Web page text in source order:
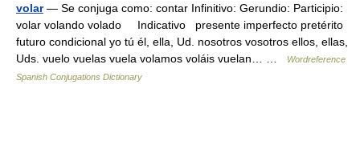
volar— Se conjuga como: contar Infinitivo: Gerundio: Participio:
volar volando volado Indicativo presente imperfecto pretérito
futuro condicional yo tú él, ella, Ud. nosotros vosotros ellos, ellas,
Uds. vuelo vuelas vuela volamos voláis vuelan… …
Wordreference
Spanish Conjugations Dictionary